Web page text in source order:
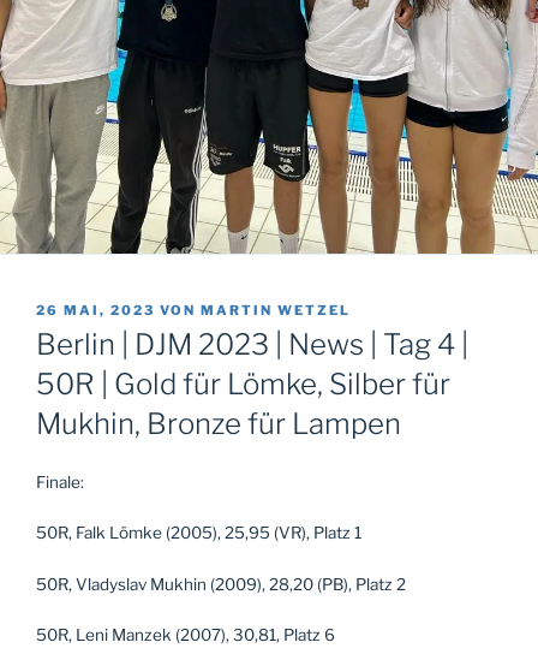
VERÖFFENTLICHT
AM
26 MAI, 2023 VON MARTIN WETZEL
Berlin | DJM 2023 | News | Tag 4 |
50R | Gold für Lömke, Silber für
Mukhin, Bronze für Lampen
Finale:
50R, Falk Lömke (2005), 25,95 (VR), Platz 1
50R, Vladyslav Mukhin (2009), 28,20 (PB), Platz 2
50R, Leni Manzek (2007), 30,81, Platz 6